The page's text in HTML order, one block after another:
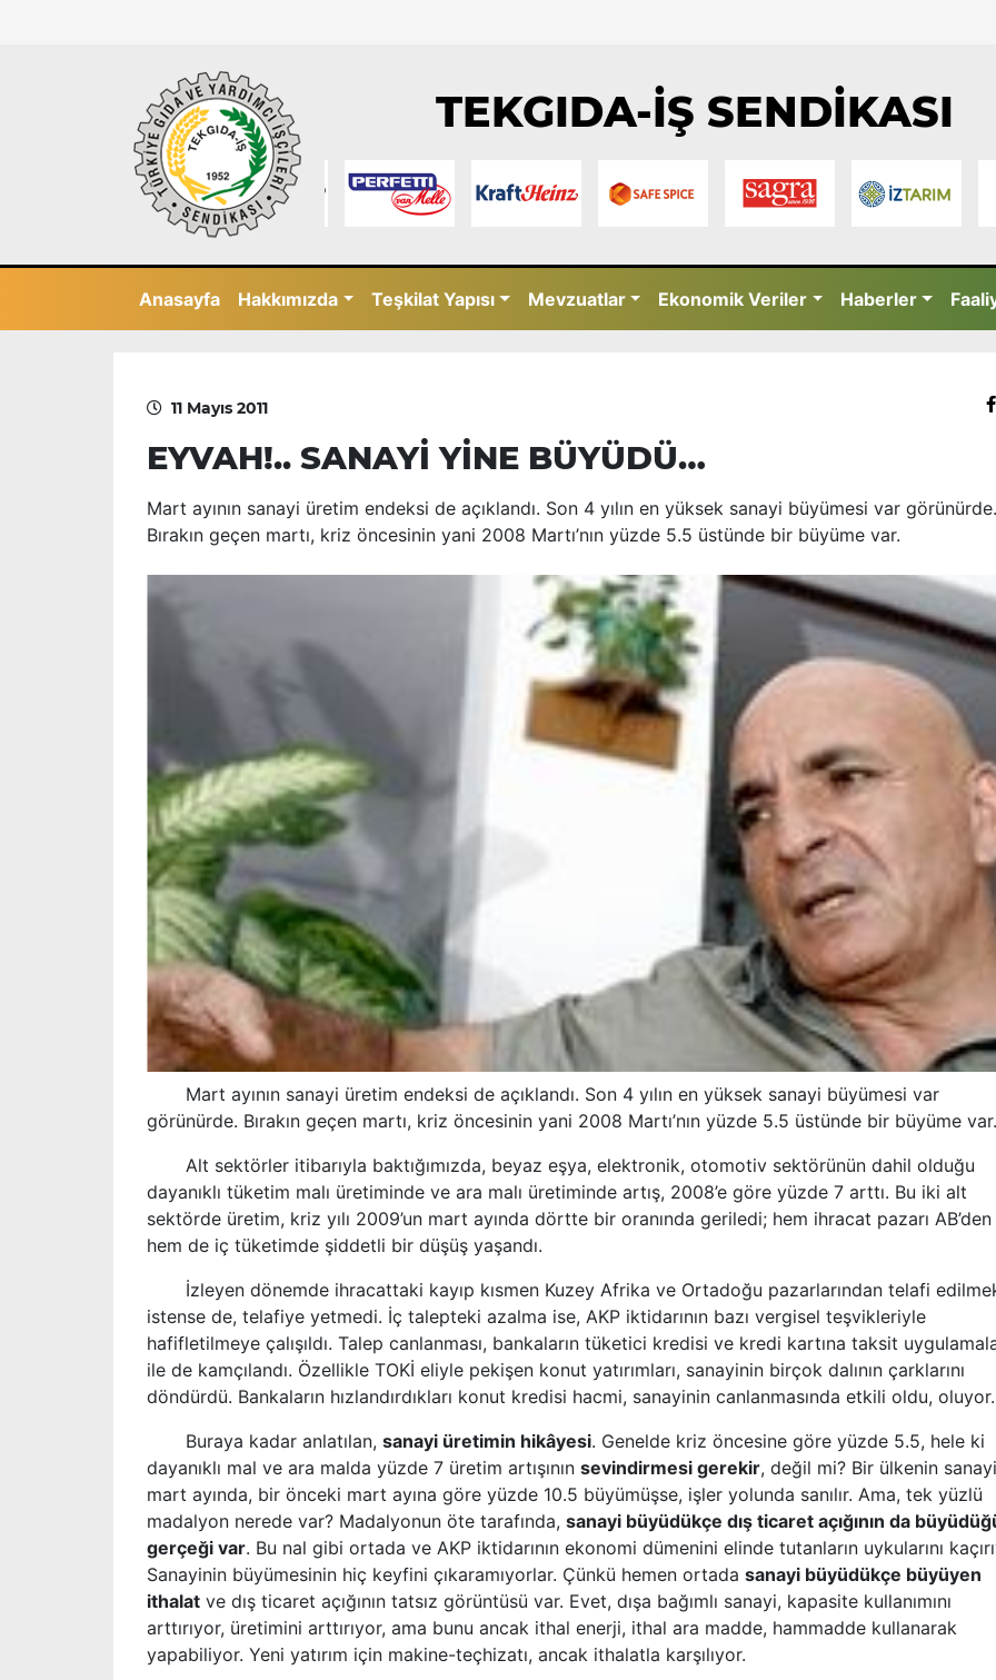
TEKGIDA-İŞ SENDİKASI
Anasayfa Hakkımızda Teşkilat Yapısı Mevzuatlar Ekonomik Veriler Haberler
11 Mayıs 2011
EYVAH!.. SANAYİ YİNE BÜYÜDÜ…
Mart ayının sanayi üretim endeksi de açıklandı. Son 4 yılın en yüksek sanayi büyümesi var görünürde.
Bırakın geçen martı, kriz öncesinin yani 2008 Martı’nın yüzde 5.5 üstünde bir büyüme var.
Mart ayının sanayi üretim endeksi de açıklandı. Son 4 yılın en yüksek sanayi büyümesi var
görünürde. Bırakın geçen martı, kriz öncesinin yani 2008 Martı’nın yüzde 5.5 üstünde bir büyüme var.
Alt sektörler itibarıyla baktığımızda, beyaz eşya, elektronik, otomotiv sektörünün dahil olduğu
dayanıklı tüketim malı üretiminde ve ara malı üretiminde artış, 2008’e göre yüzde 7 arttı. Bu iki alt
sektörde üretim, kriz yılı 2009’un mart ayında dörtte bir oranında geriledi; hem ihracat pazarı AB’den
hem de iç tüketimde şiddetli bir düşüş yaşandı.
İzleyen dönemde ihracattaki kayıp kısmen Kuzey Afrika ve Ortadoğu pazarlarından telafi
istense de, telafiye yetmedi. İç talepteki azalma ise, AKP iktidarının bazı vergisel teşvikleriyle
hafifletilmeye çalışıldı. Talep canlanması, bankaların tüketici kredisi ve kredi kartına taksit
ile de kamçılandı. Özellikle TOKİ eliyle pekişen konut yatırımları, sanayinin birçok dalının çarklarını
döndürdü. Bankaların hızlandırdıkları konut kredisi hacmi, sanayinin canlanmasında etkili oldu, oluyor.
Buraya kadar anlatılan, sanayi üretimin hikâyesi. Genelde kriz öncesine göre yüzde 5.5, hele ki
dayanıklı mal ve ara malda yüzde 7 üretim artışının sevindirmesi gerekir, değil mi? Bir ülkenin
mart ayında, bir önceki mart ayına göre yüzde 10.5 büyümüşse, işler yolunda sanılır. Ama, tek yüzlü
madalyon nerede var? Madalyonun öte tarafında, sanayi büyüdükçe dış ticaret açığının da
gerçeği var. Bu nal gibi ortada ve AKP iktidarının ekonomi dümenini elinde tutanların uykularını
Sanayinin büyümesinin hiç keyfini çıkaramıyorlar. Çünkü hemen ortada sanayi büyüdükçe büyüyen
ithalat ve dış ticaret açığının tatsız görüntüsü var. Evet, dışa bağımlı sanayi, kapasite kullanımını
arttırıyor, üretimini arttırıyor, ama bunu ancak ithal enerji, ithal ara madde, hammadde kullanarak
yapabiliyor. Yeni yatırım için makine-teçhizatı, ancak ithalatla karşılıyor.